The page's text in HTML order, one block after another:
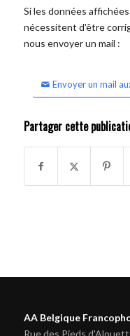
Si les données
nécessitent d'être
nous envoyer un mail :
Envoyer un mail
Partager cette
AA Belgique
Rue des Pieds